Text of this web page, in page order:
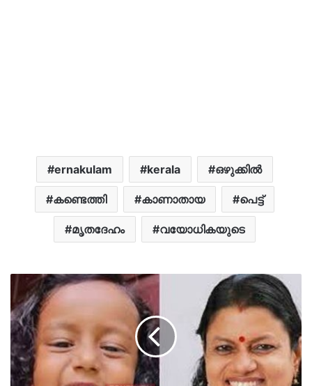
ernakulam kerala ഒഴുക്കിൽ
കണ്ടെത്തി കാണാതായ പെട്ട്
മൃതദേഹം വയോധികയുടെ